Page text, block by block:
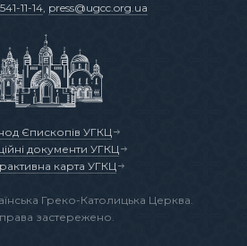
11-14, press@ugcc.org.ua
Єпископів УГКЦ
документи УГКЦ
карта УГКЦ
Греко-Католицька Церква.
права застережено.